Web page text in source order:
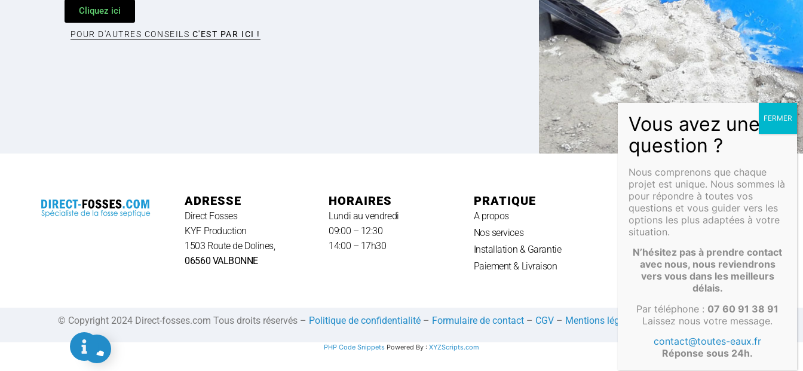
Cliquez ici
POUR D'AUTRES CONSEILS C'EST PAR ICI !
ADRESSE
Direct Fosses
KYF Production
1503 Route de Dolines,
06560 VALBONNE
HORAIRES
Lundi au vendredi
09:00 – 12:30
14:00 – 17h30
PRATIQUE
A propos
Nos services
Installation & Garantie
Paiement & Livraison
INFOS UTILES
Bien choisir
Les normes
Eco-responsabilité
Qualité de fabrication
Technique de rotomoulage
© Copyright 2024 Direct-fosses.com Tous droits réservés – Politique de confidentialité – Formulaire de contact – CGV – Mentions légales – Compte client
PHP Code Snippets Powered By : XYZScripts.com
Nous comprenons que chaque
projet est unique. Nous sommes là
pour répondre à toutes vos
questions et vous guider vers les
options les plus adaptées à votre
situation.
N’hésitez pas à prendre contact
avec nous, nous reviendrons
vers vous dans les meilleurs
délais.
Par téléphone : 07 60 91 38 91
Laissez nous votre message.
contact@toutes-eaux.fr
Réponse sous 24h.
Appel gratuit